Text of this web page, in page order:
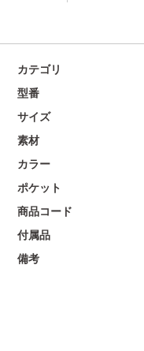
カテゴリ
型番
サイズ
素材
カラー
ポケット
商品コード
付属品
備考